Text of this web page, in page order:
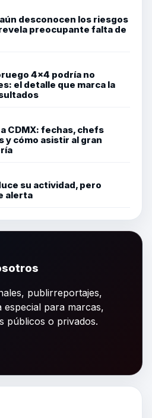
desconocen los riesgos
preocupante falta de
4×4 podría no
el detalle que marca la
CDMX: fechas, chefs
y cómo asistir al gran
su actividad, pero
alerta
publirreportajes,
para marcas,
públicos o privados.